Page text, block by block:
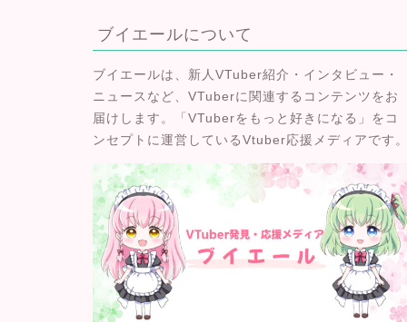
ブイエールについて
ブイエールは、 新人VTuber紹介・インタビュー・
ニュースなど、VTuberに関連するコンテンツをお
届けします 。「VTuberをもっと好きになる」をコ
ンセプトに運営しているVtuber応援メディアです